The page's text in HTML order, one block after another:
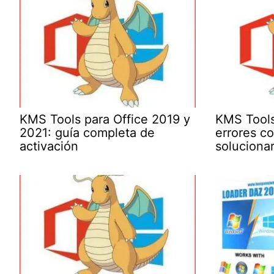
KMS Tools para Office 2019 y
2021: guía completa de
activación
KMS
errores